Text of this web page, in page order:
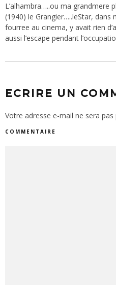
L’alhambra…..ou ma grandmere
(1940) le Grangier…..leStar, dans
fourree au cinema, y avait rien
aussi l’escape pendant
ECRIRE UN
Votre adresse e-mail ne sera pas
COMMENTAIRE